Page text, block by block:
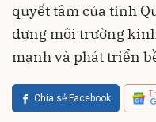
quyết tâm của tỉnh
dựng môi trường
mạnh và phát triển
Chia sẻ Facebook